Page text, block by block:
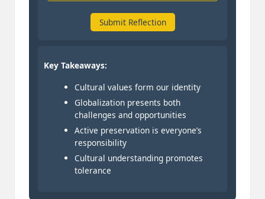
Submit Reflection
Key Takeaways:
Cultural values form our identity
Globalization presents both
challenges and opportunities
Active preservation is everyone’s
responsibility
Cultural understanding promotes
tolerance